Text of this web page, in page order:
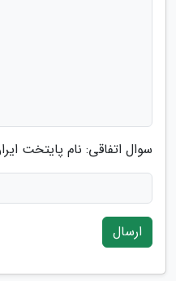
سوال اتفاقی: نام پایتخت
ارسال